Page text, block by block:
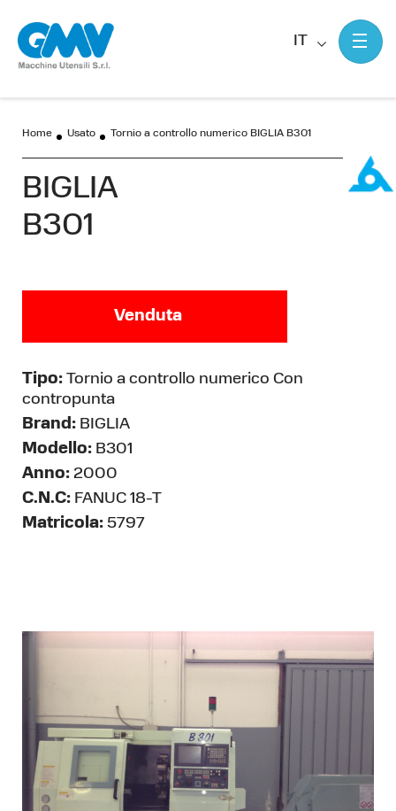
IT
Home Usato Tornio a controllo numerico BIGLIA B301
BIGLIA
B301
Venduta
Tipo: Tornio a controllo numerico Con
contropunta
Brand: BIGLIA
Modello: B301
Anno: 2000
C.N.C: FANUC 18-T
Matricola: 5797